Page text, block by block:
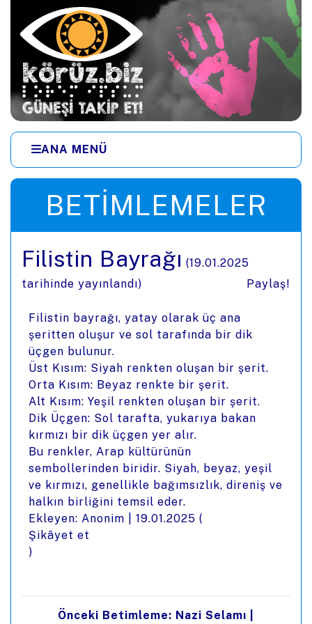
Ana içeriğe zıpla
ANA MENÜ
BETIMLEMELER
Filistin Bayrağı (19.01.2025
tarihinde yayınlandı)
Paylaş!
Filistin bayrağı, yatay olarak üç ana
şeritten oluşur ve sol tarafında bir dik
üçgen bulunur.
Üst Kısım: Siyah renkten oluşan bir şerit.
Orta Kısım: Beyaz renkte bir şerit.
Alt Kısım: Yeşil renkten oluşan bir şerit.
Dik Üçgen: Sol tarafta, yukarıya bakan
kırmızı bir dik üçgen yer alır.
Bu renkler, Arap kültürünün
sembollerinden biridir. Siyah, beyaz, yeşil
ve kırmızı, genellikle bağımsızlık, direniş ve
halkın birliğini temsil eder.
Ekleyen: Anonim | 19.01.2025 (
Şikâyet et
)
Önceki Betimleme: Nazi Selamı
Menüye zıpla